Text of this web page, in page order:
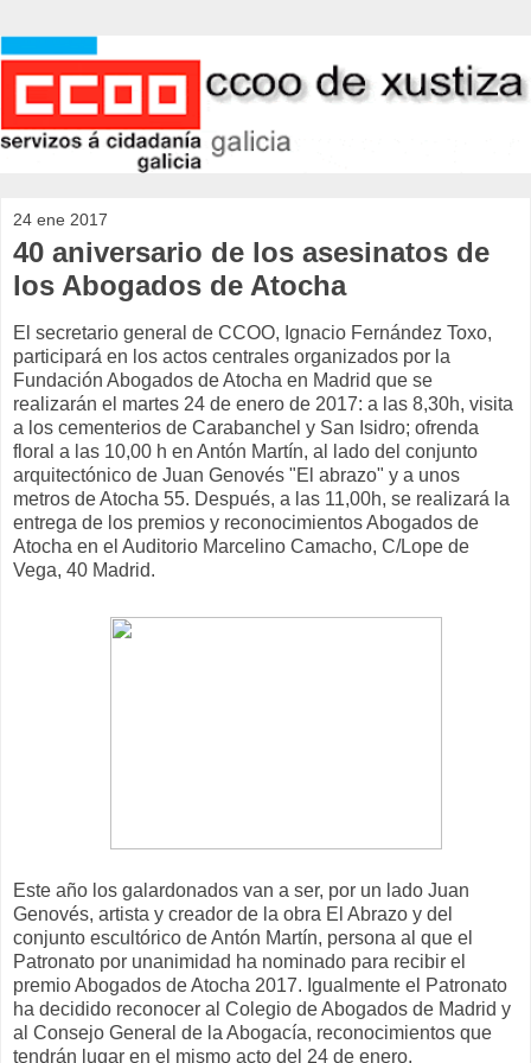
24 ene 2017
40 aniversario de los asesinatos de
los Abogados de Atocha
El secretario general de CCOO, Ignacio Fernández Toxo,
participará en los actos centrales organizados por la
Fundación Abogados de Atocha en Madrid que se
realizarán el martes 24 de enero de 2017: a las 8,30h, visita
a los cementerios de Carabanchel y San Isidro; ofrenda
floral a las 10,00 h en Antón Martín, al lado del conjunto
arquitectónico de Juan Genovés "El abrazo" y a unos
metros de Atocha 55. Después, a las 11,00h, se realizará la
entrega de los premios y reconocimientos Abogados de
Atocha en el Auditorio Marcelino Camacho, C/Lope de
Vega, 40 Madrid.
Este año los galardonados van a ser, por un lado Juan
Genovés, artista y creador de la obra El Abrazo y del
conjunto escultórico de Antón Martín, persona al que el
Patronato por unanimidad ha nominado para recibir el
premio Abogados de Atocha 2017. Igualmente el Patronato
ha decidido reconocer al Colegio de Abogados de Madrid y
al Consejo General de la Abogacía, reconocimientos que
tendrán lugar en el mismo acto del 24 de enero.